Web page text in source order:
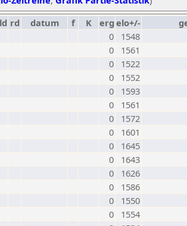
rd datum f K erg elo+/-
0
1548
0
1561
0
1522
0
1552
0
1593
0
1561
0
1572
0
1601
0
1645
0
1643
0
1626
0
1586
0
1550
0
1554